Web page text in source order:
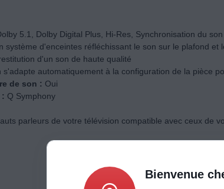
5.1, Dolby Digital Plus, Hi-Res, Synchronisation du
système d'enceintes réfléchissant le son sur le plafond
d'un son de haute qualité
s'adapte automatiquement à la configuration de la pièce
de son : Oui
Q Symphony
parleurs de votre télévision compatible avec ceux de
Bienvenue